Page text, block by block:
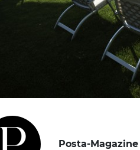
Posta-Magazine